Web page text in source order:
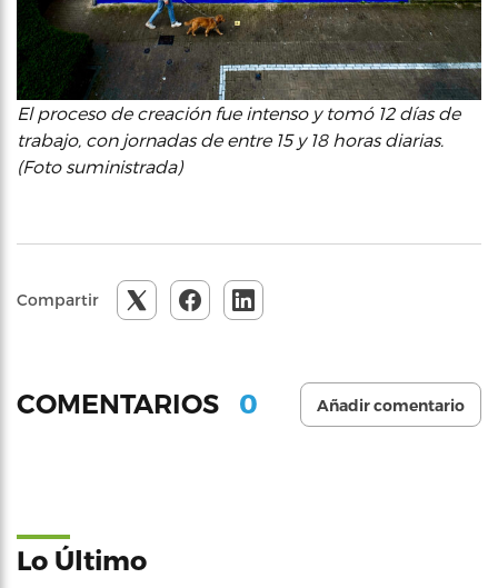
El proceso de creación fue intenso y tomó 12 días de
trabajo, con jornadas de entre 15 y 18 horas diarias.
(Foto suministrada)
Compartir
COMENTARIOS 0 Añadir comentario
Lo Último